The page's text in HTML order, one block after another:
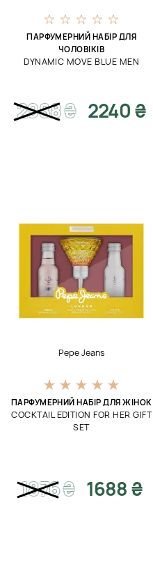
ПАРФУМЕРНИЙ НАБІР ДЛЯ
ЧОЛОВІКІВ
DYNAMIC MOVE BLUE MEN
2988₴ 2240 ₴
Pepe Jeans
ПАРФУМЕРНИЙ НАБІР ДЛЯ ЖІНОК
COCKTAIL EDITION FOR HER GIFT
SET
1876₴ 1688 ₴